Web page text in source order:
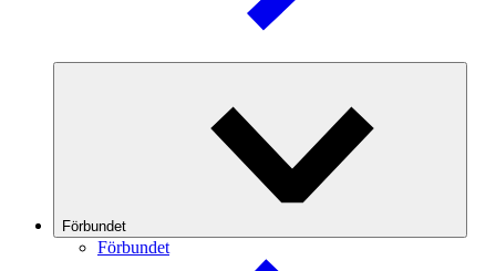
Förbundet
Förbundet